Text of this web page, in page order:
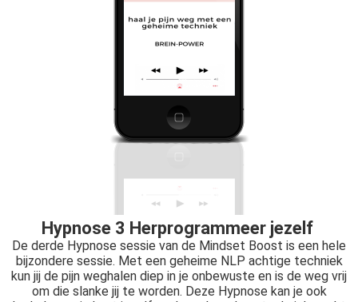
Hypnose 3 Herprogrammeer jezelf
De derde Hypnose sessie van de Mindset Boost is een hele
bijzondere sessie. Met een geheime NLP achtige techniek
kun jij de pijn weghalen diep in je onbewuste en is de weg vrij
om die slanke jij te worden. Deze Hypnose kan je ook